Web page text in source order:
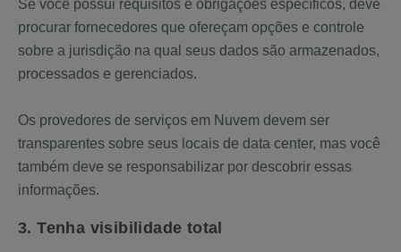
Se você possui requisitos e obrigações específicos, deve
procurar fornecedores que ofereçam opções e controle
sobre a jurisdição na qual seus dados são armazenados,
processados ​​e gerenciados.
Os provedores de serviços em Nuvem devem ser
transparentes sobre seus locais de data center, mas você
também deve se responsabilizar por descobrir essas
informações.
3. Tenha visibilidade total